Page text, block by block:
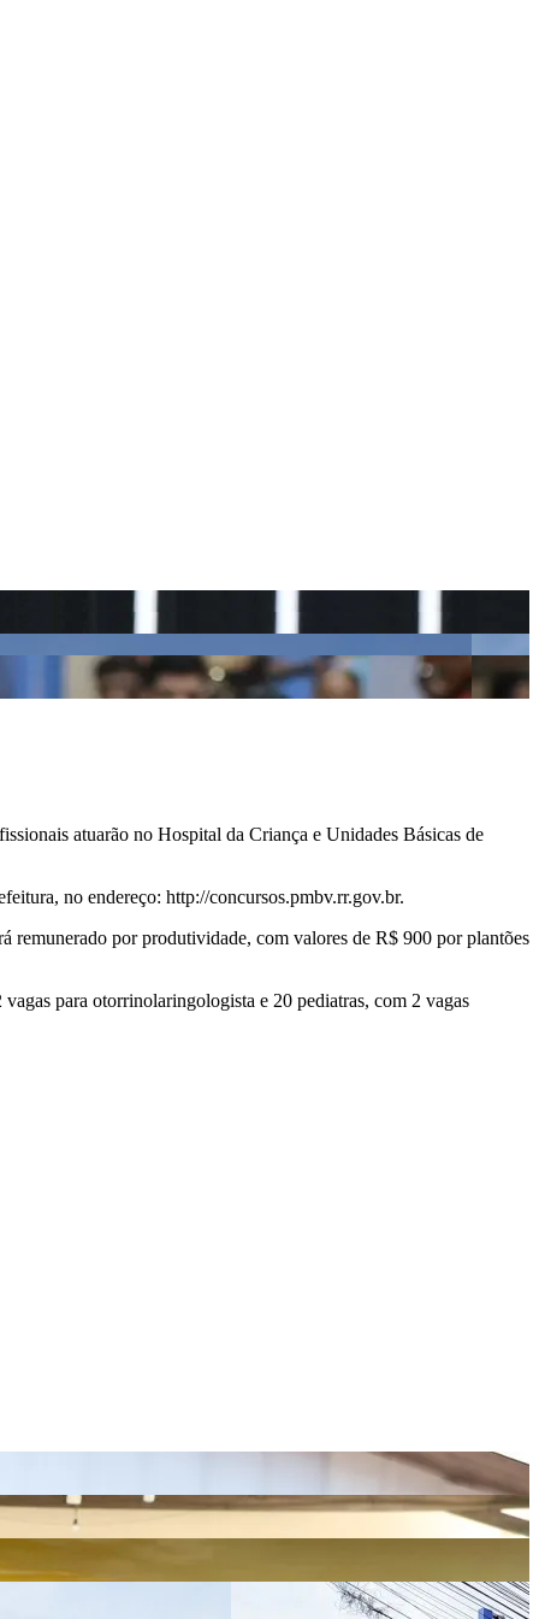
atuarão no Hospital da Criança e Unidades Básicas de
no endereço: http://concursos.pmbv.rr.gov.br.
remunerado por produtividade, com valores de R$ 900 por plantões
para otorrinolaringologista e 20 pediatras, com 2 vagas